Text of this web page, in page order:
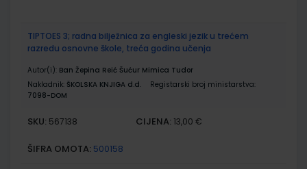
TIPTOES 3; radna bilježnica za engleski jezik u trećem
razredu osnovne škole, treća godina učenja
Autor(i): Ban Žepina Reić Šućur Mimica Tudor
Nakladnik: ŠKOLSKA KNJIGA d.d.
Registarski broj ministarstva:
7098-DOM
SKU: 567138 CIJENA: 13,00 €
ŠIFRA OMOTA: 500158